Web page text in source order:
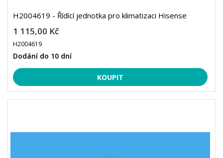
H2004619 - Řídící jednotka pro klimatizaci Hisense
1 115,00 Kč
H2004619
Dodání do 10 dní